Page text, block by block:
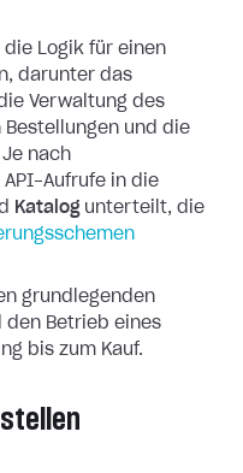
Logik für einen
darunter das
Verwaltung des
Bestellungen und die
nach
Aufrufe in die
Katalog unterteilt, die
grundlegenden
den Betrieb eines
bis zum Kauf.